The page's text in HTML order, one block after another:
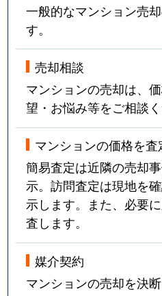
一般的なマンション売
す。
売却相談
マンションの売却は、
望・お悩み等をご相談く
マンションの価格を査
簡易査定は近隣の売却
示。訪問査定は現地を
示します。また、必要
査します。
媒介契約
マンションの売却を決